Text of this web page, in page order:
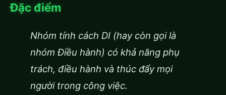
Đặc điểm
Nhóm tính cách DI (hay còn gọi là
nhóm Điều hành) có khả năng phụ
trách, điều hành và thúc đẩy mọi
người trong công việc.